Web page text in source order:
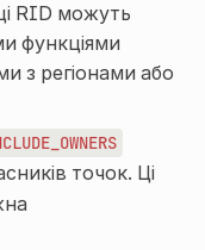
RID можуть
функціями
з регіонами або
точок. Ці